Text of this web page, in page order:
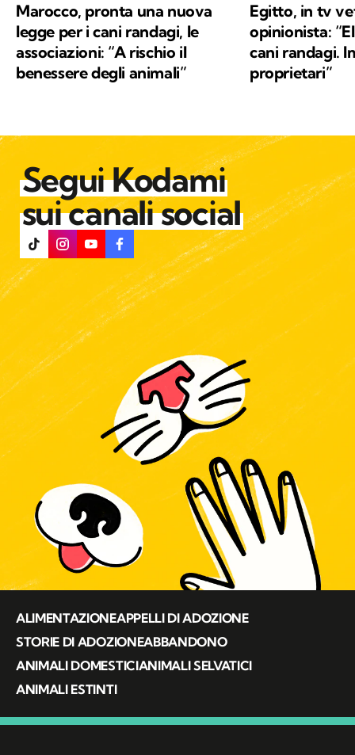
Marocco, pronta una nuova
legge per i cani randagi, le
associazioni: “A rischio il
benessere degli animali”
Egitto, in tv
opinionista:
cani randagi.
proprietari”
Segui Kodami
sui canali social
ALIMENTAZIONEAPPELLI DI ADOZIONE
STORIE DI ADOZIONEABBANDONO
ANIMALI DOMESTICIANIMALI SELVATICI
ANIMALI ESTINTI